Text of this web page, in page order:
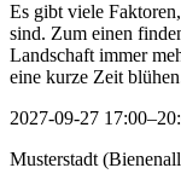
Es gibt viele
sind. Zum einen
Landschaft immer
eine kurze Zeit
2027-09-27
Musterstadt (